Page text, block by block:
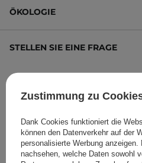
ÖKOLOGIE
STELLEN SIE EINE FRAGE
274,75 €/100 g, inkl. MwSt.
Produktcode: 28754
Zustimmung zu
Dank Cookies funktioniert die
können den Datenverkehr auf der
personalisierte Werbung
nachsehen, welche Daten sowohl